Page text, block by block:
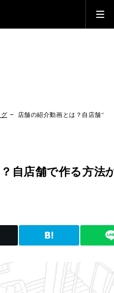
店舗の紹介動画とは？自店舗で
自店舗で作る方法